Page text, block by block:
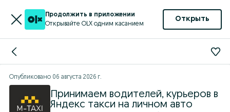
Продолжить в приложении
Открывайте OLX одним касанием
Открыть
Опубликовано 06 августа 2026 г.
Принимаем водителей, курьеров в
Яндекс такси на личном авто